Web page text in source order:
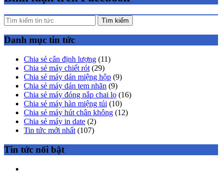
Tìm kiếm
Danh mục tin tức
Chia sẻ cân định lượng (11)
Chia sẻ máy chiết rót (29)
Chia sẻ máy dán miệng hộp (9)
Chia sẻ máy dán tem nhãn (9)
Chia sẻ máy đóng nắp chai lọ (16)
Chia sẻ máy hàn miệng túi (10)
Chia sẻ máy hút chân không (12)
Chia sẻ máy in date (2)
Tin tức mới nhất (107)
Tin tức nổi bật